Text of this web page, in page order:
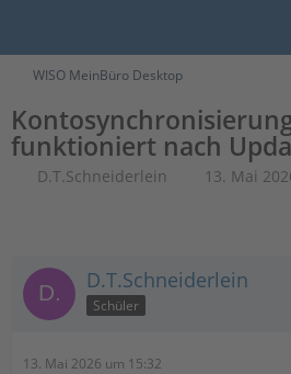
WISO MeinBüro Desktop
funktioniert nach
D.T.Schneiderlein 13. Mai
D.T.Schneiderlein
Schüler
13. Mai 2026 um 15:32